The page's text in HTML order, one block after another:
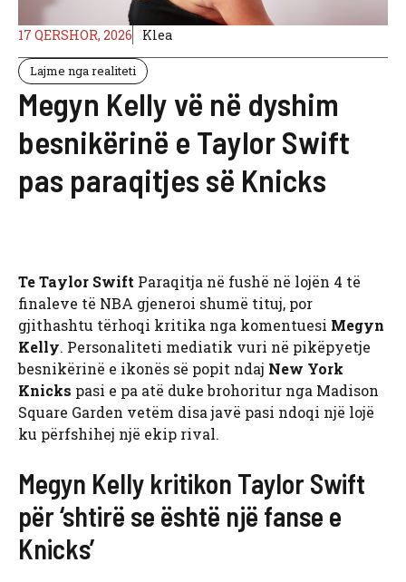
17 QERSHOR, 2026 Klea
Lajme nga realiteti
Megyn Kelly vë në dyshim
besnikërinë e Taylor Swift
pas paraqitjes së Knicks
Te Taylor Swift Paraqitja në fushë në lojën 4 të
finaleve të NBA gjeneroi shumë tituj, por
gjithashtu tërhoqi kritika nga komentuesi Megyn
Kelly. Personaliteti mediatik vuri në pikëpyetje
besnikërinë e ikonës së popit ndaj New York
Knicks pasi e pa atë duke brohoritur nga Madison
Square Garden vetëm disa javë pasi ndoqi një lojë
ku përfshihej një ekip rival.
Megyn Kelly kritikon Taylor Swift
për ‘shtirë se është një fanse e
Knicks’